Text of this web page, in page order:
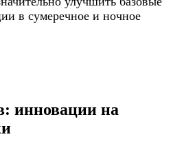
в сумеречное и ночное
инновации на